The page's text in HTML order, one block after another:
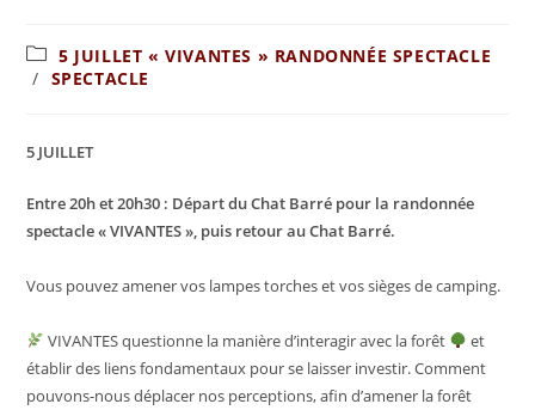
5 JUILLET « VIVANTES » RANDONNÉE SPECTACLE
/ SPECTACLE
5 JUILLET
Entre 20h et 20h30 : Départ du Chat Barré pour la randonnée
spectacle « VIVANTES », puis retour au Chat Barré.
Vous pouvez amener vos lampes torches et vos sièges de camping.
VIVANTES questionne la manière d’interagir avec la forêt
et
établir des liens fondamentaux pour se laisser investir. Comment
pouvons-nous déplacer nos perceptions, afin d’amener la forêt